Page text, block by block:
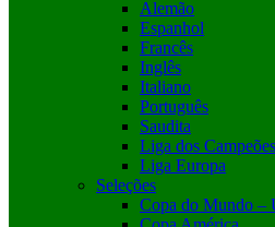
Alemão
Espanhol
Francês
Inglês
Italiano
Português
Saudita
Liga dos Campeões
Liga Europa
Seleções
Copa do Mundo –